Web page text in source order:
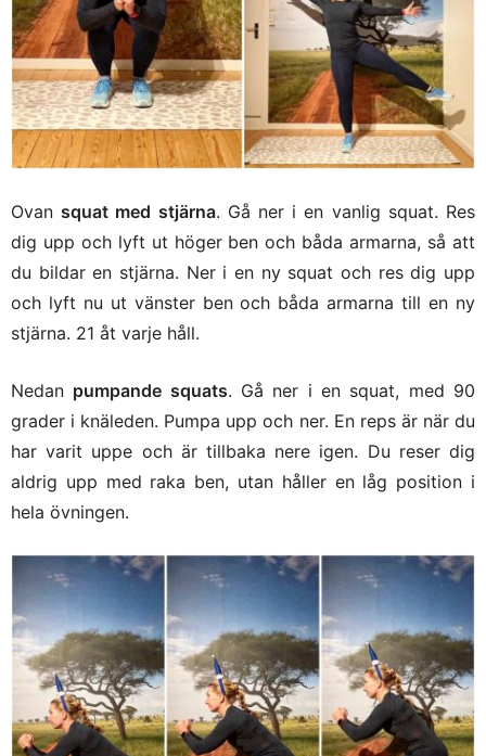
Ovansquat med stjärna. Gå ner i en vanlig squat. Res
dig upp och lyft ut höger ben och båda armarna, så att
du bildar en stjärna. Ner i en ny squat och res dig upp
och lyft nu ut vänster ben och båda armarna till en ny
stjärna. 21 åt varje håll.
Nedan pumpande squats. Gå ner i en squat, med 90
grader i knäleden. Pumpa upp och ner. En reps är när du
har varit uppe och är tillbaka nere igen. Du reser dig
aldrig upp med raka ben, utan håller en låg position i
hela övningen.